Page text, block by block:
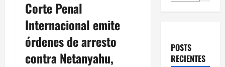
Corte Penal
Internacional emite
órdenes de arresto
contra Netanyahu,
POSTS
RECIENTES